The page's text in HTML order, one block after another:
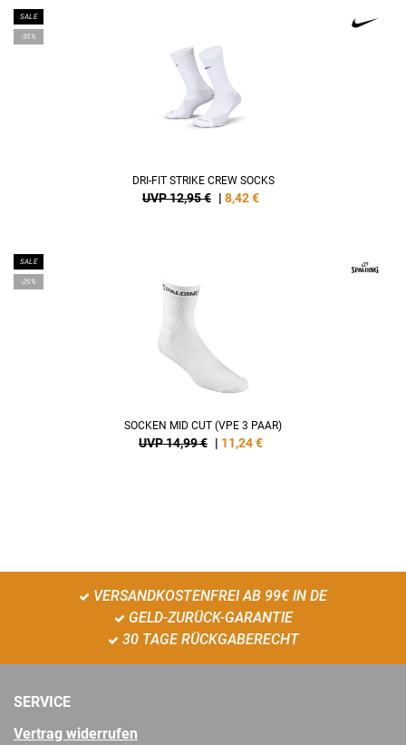
SALE
-35%
DRI-FIT STRIKE CREW SOCKS
UVP 12,95 € | 8,42€
SALE
-25%
SOCKEN MID CUT (VPE 3 PAAR)
UVP 14,99 € | 11,24€
VERSANDKOSTENFREI AB 99€ IN DE
GELD-ZURÜCK-GARANTIE
30 TAGE RÜCKGABERECHT
SERVICE
Vertrag widerrufen